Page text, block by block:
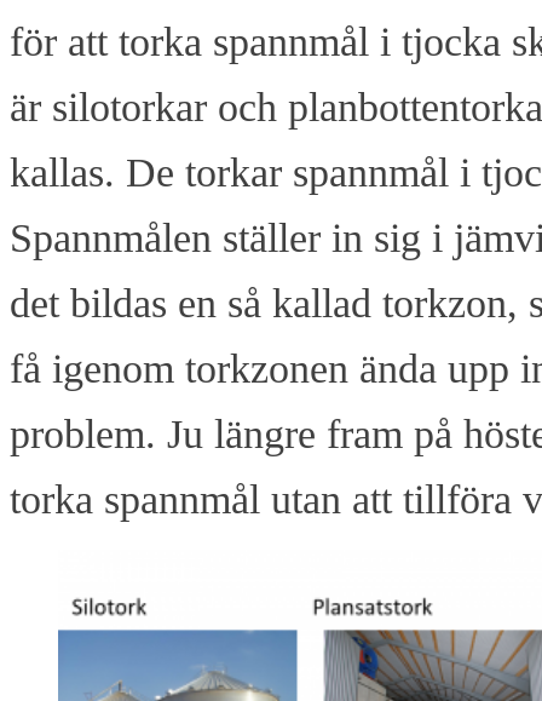
för att torka spannmål i tjocka
är silotorkar och
kallas. De torkar spannmål i
Spannmålen ställer in sig i
det bildas en så kallad torkzon,
få igenom torkzonen ända upp
problem. Ju längre fram på
torka spannmål utan att tillföra